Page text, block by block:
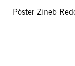
Póster Zineb